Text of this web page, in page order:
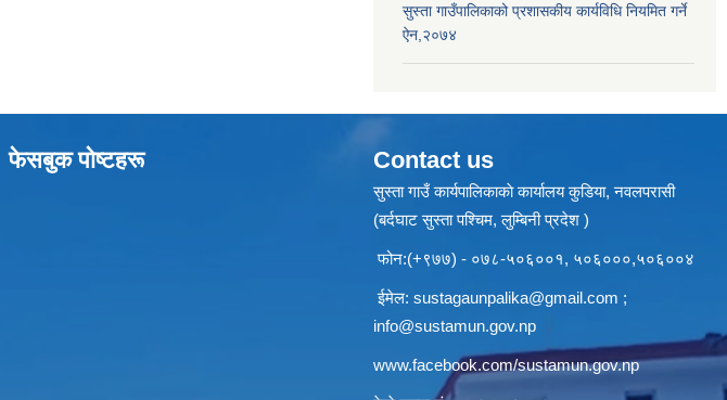
सुस्ता गाउँपालिकाको प्रशासकीय कार्यविधि नियमित गर्ने
ऐन,२०७४
फेसबुक पाेष्टहरू Contact us
सुस्ता गाउँ कार्यपालिकाकाे कार्यालय कुडिया, नवलपरासी
(बर्दघाट सुस्ता पश्चिम, लुम्बिनी प्रदेश )
फोन:(+९७७) - ०७८-५०६००१, ५०६०००,५०६००४
ईमेल: sustagaunpalika@gmail.com ;
info@sustamun.gov.np
www.facebook.com/sustamun.gov.np